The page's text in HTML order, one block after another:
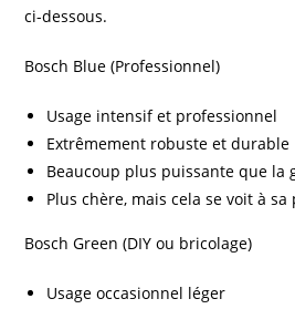
ci-dessous.
Bosch Blue (Professionnel)
Usage intensif et professionnel
Extrêmement robuste et durable
Beaucoup plus puissante que la
Plus chère, mais cela se voit à sa
Bosch Green (DIY ou bricolage)
Usage occasionnel léger